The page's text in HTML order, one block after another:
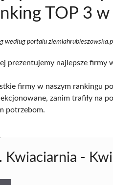
TOP 3
według portalu
prezentujemy najlepsze firmy
firmy w naszym rankingu
zanim trafiły na
potrzebom.
Kwiaciarnia -